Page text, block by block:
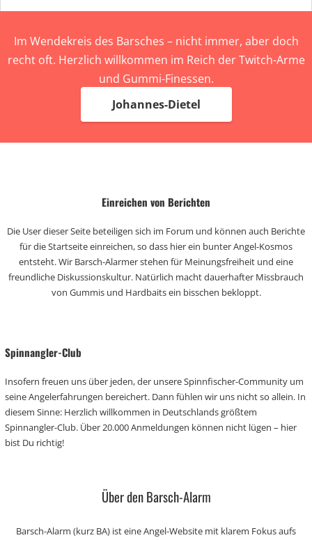
Im Wendekreis des Barsches – nicht immer, aber doch
recht oft. Herzlich willkommen im Reich der Twitch-Arme
und Gummi-Finessen.
Johannes-Dietel
Einreichen von Berichten
Die User dieser Seite beteiligen sich im Forum und können auch Berichte
für die Startseite einreichen, so dass hier ein bunter Angel-Kosmos
entsteht. Wir Barsch-Alarmer stehen für Meinungsfreiheit und eine
freundliche Diskussionskultur. Natürlich macht dauerhafter Missbrauch
von Gummis und Hardbaits ein bisschen bekloppt.
Spinnangler-Club
Insofern freuen uns über jeden, der unsere Spinnfischer-Community um
seine Angelerfahrungen bereichert. Dann fühlen wir uns nicht so allein. In
diesem Sinne: Herzlich willkommen in Deutschlands größtem
Spinnangler-Club. Über 20.000 Anmeldungen können nicht lügen – hier
bist Du richtig!
Über den Barsch-Alarm
Barsch-Alarm (kurz BA) ist eine Angel-Website mit klarem Fokus aufs